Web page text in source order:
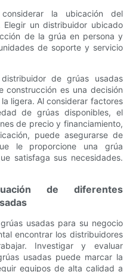
la ubicación del
un distribuidor ubicado
de la grúa en persona y
de soporte y servicio
de grúas usadas
construcción es una decisión
ligera. Al considerar factores
de grúas disponibles, el
de precio y financiamiento,
puede asegurarse de
le proporcione una grúa
satisfaga sus necesidades.
de diferentes
usadas para su negocio
encontrar los distribuidores
Investigar y evaluar
usadas puede marcar la
equipos de alta calidad a